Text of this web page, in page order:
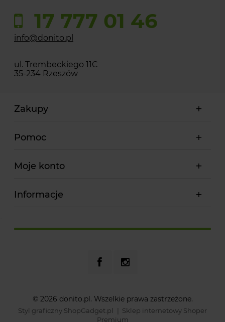
17 777 01 46
info@donito.pl
ul. Trembeckiego 11C
35-234 Rzeszów
Zakupy
Pomoc
Moje konto
Informacje
© 2026 donito.pl. Wszelkie prawa zastrzeżone.
Styl graficzny ShopGadget.pl
Sklep internetowy Shoper
Premium